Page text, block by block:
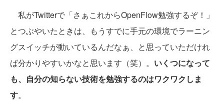
私がTwitterで「さぁこれからOpenFlow勉強するぞ！」
とつぶやいたときは、もうすでに手元の環境でラーニン
グスイッチが動いているんだなぁ、と思っていただけれ
ば分かりやすいかなと思います（笑）。 いくつになって
も、自分の知らない技術を勉強するのはワクワクしま
す。